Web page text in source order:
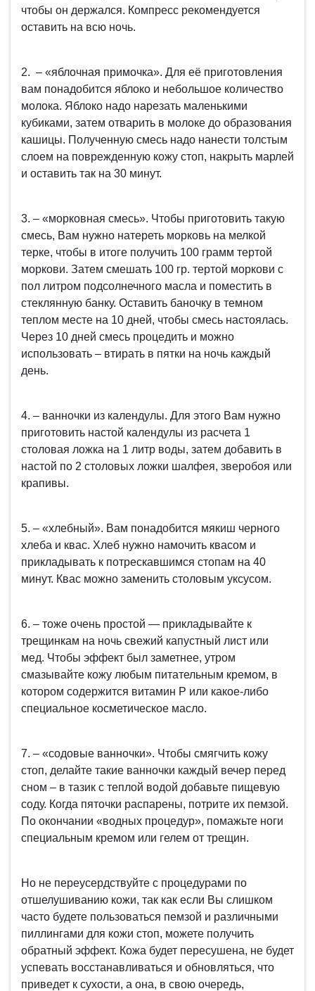
чтобы он держался. Компресс рекомендуется
оставить на всю ночь.
2. – «яблочная примочка». Для её приготовления
вам понадобится яблоко и небольшое количество
молока. Яблоко надо нарезать маленькими
кубиками, затем отварить в молоке до образования
кашицы. Полученную смесь надо нанести толстым
слоем на поврежденную кожу стоп, накрыть марлей
и оставить так на 30 минут.
3. – «морковная смесь». Чтобы приготовить такую
смесь, Вам нужно натереть морковь на мелкой
терке, чтобы в итоге получить 100 грамм тертой
моркови. Затем смешать 100 гр. тертой моркови с
пол литром подсолнечного масла и поместить в
стеклянную банку. Оставить баночку в темном
теплом месте на 10 дней, чтобы смесь настоялась.
Через 10 дней смесь процедить и можно
использовать – втирать в пятки на ночь каждый
день.
4. – ванночки из календулы. Для этого Вам нужно
приготовить настой календулы из расчета 1
столовая ложка на 1 литр воды, затем добавить в
настой по 2 столовых ложки шалфея, зверобоя или
крапивы.
5. – «хлебный». Вам понадобится мякиш черного
хлеба и квас. Хлеб нужно намочить квасом и
прикладывать к потрескавшимся стопам на 40
минут. Квас можно заменить столовым уксусом.
6. – тоже очень простой — прикладывайте к
трещинкам на ночь свежий капустный лист или
мед. Чтобы эффект был заметнее, утром
смазывайте кожу любым питательным кремом, в
котором содержится витамин Р или какое-либо
специальное косметическое масло.
7. – «содовые ванночки». Чтобы смягчить кожу
стоп, делайте такие ванночки каждый вечер перед
сном – в тазик с теплой водой добавьте пищевую
соду. Когда пяточки распарены, потрите их пемзой.
По окончании «водных процедур», помажьте ноги
специальным кремом или гелем от трещин.
Но не переусердствуйте с процедурами по
отшелушиванию кожи, так как если Вы слишком
часто будете пользоваться пемзой и различными
пиллингами для кожи стоп, можете получить
обратный эффект. Кожа будет пересушена, не будет
успевать восстанавливаться и обновляться, что
приведет к сухости, а она, в свою очередь,